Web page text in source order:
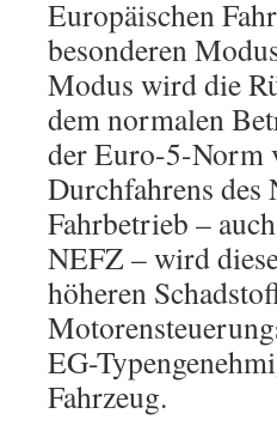
Europäischen
besonderen
Modus wird die
dem normalen
der Euro-5-Norm
Durchfahrens
Fahrbetrieb –
NEFZ – wird
höheren
EG-
Fahrzeug.